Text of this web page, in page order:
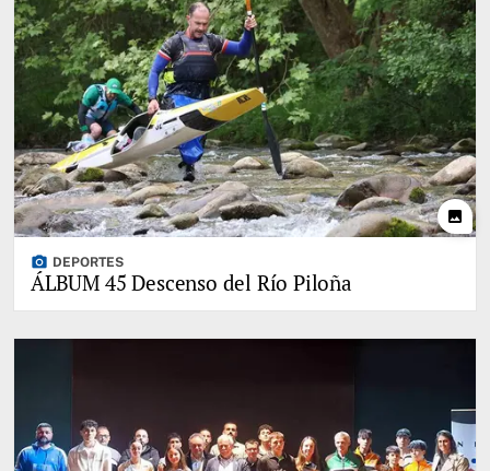
photo
photo_camera DEPORTES
ÁLBUM 45 Descenso del Río Piloña